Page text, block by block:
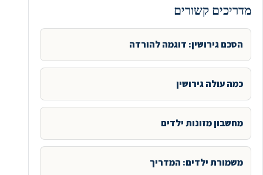
מדריכים קשורים
הסכם גירושין: דוגמה להורדה
כמה עולה גירושין
מחשבון מזונות ילדים
משמורת ילדים: המדריך